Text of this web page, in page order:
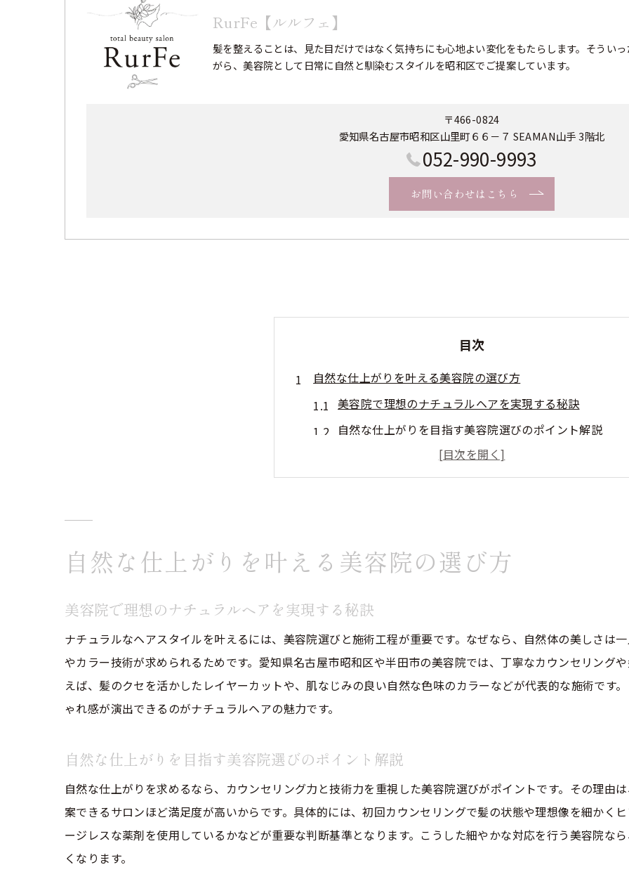
RurFe【ルルフェ】
髪を整えることは、見た目だけではなく気持ちにも心地よい変化をもたらします。そうい
がら、美容院として日常に自然と馴染むスタイルを昭和区でご提案しています。
〒466-0824
愛知県名古屋市昭和区山里町６６－７ SEAMAN山手 3階北
052-990-9993
お問い合わせはこちら
目次
自然な仕上がりを叶える美容院の選び方
美容院で理想のナチュラルヘアを実現する秘訣
自然な仕上がりを目指す美容院選びのポイント解説
ナチュラル志向に合う美容院の見分け方を徹底紹介
美容院の技術で差が出るナチュラルスタイルの魅力
ナチュラル志向に合う美容院の特徴とは
美容院のカウンセリングで分かるナチュラル対応力
自然体を引き出す美容院のサービスとは何か
美容院選びで注目したいナチュラルな施術内容
ナチュラルヘアにこだわる美容院スタッフの魅力
美容院の選び方が理想の髪型作りに必須な理由
ナチュラルな髪型を叶える美容院の選定法を解説
カウンセリング重視の美容院で理想に近付く方法
美容院で伝わる髪型イメージの伝え方とコツ
自然な仕上がりを叶える美容院の選び方
美容院で理想のナチュラルヘアを実現する秘訣
ナチュラルなヘアスタイルを叶えるには、美容院選びと施術工程が重要です。なぜなら、自然体の美しさは
やカラー技術が求められるためです。愛知県名古屋市昭和区や半田市の美容院では、丁寧なカウンセリング
えば、髪のクセを活かしたレイヤーカットや、肌なじみの良い自然な色味のカラーなどが代表的な施術です
ゃれ感が演出できるのがナチュラルヘアの魅力です。
自然な仕上がりを目指す美容院選びのポイント解説
自然な仕上がりを求めるなら、カウンセリング力と技術力を重視した美容院選びがポイントです。その理由
案できるサロンほど満足度が高いからです。具体的には、初回カウンセリングで髪の状態や理想像を細かく
ージレスな薬剤を使用しているかなどが重要な判断基準となります。こうした細やかな対応を行う美容院な
くなります。